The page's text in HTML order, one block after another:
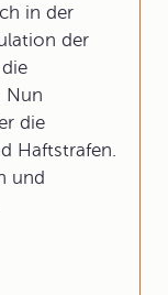
in der
der
Nun
die
Haftstrafen.
und